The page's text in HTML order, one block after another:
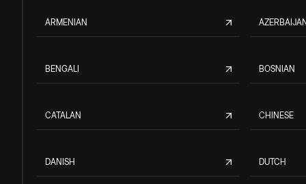
ARMENIAN
BENGALI BOSNIAN
CATALAN CHINESE
DANISH DUTCH